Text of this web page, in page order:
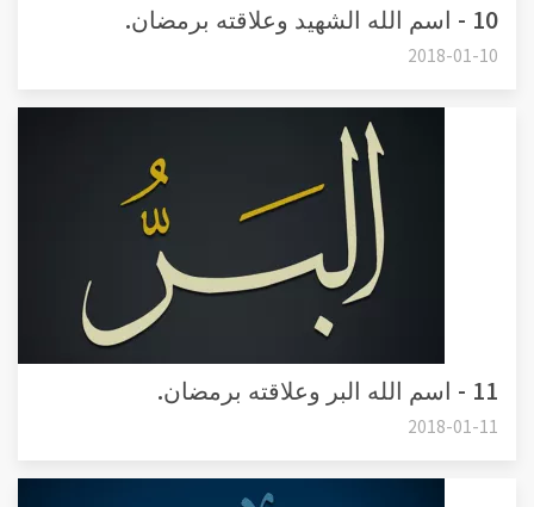
10 - اسم الله الشهيد وعلاقته برمضان.
2018-01-10
11 - اسم الله البر وعلاقته برمضان.
2018-01-11